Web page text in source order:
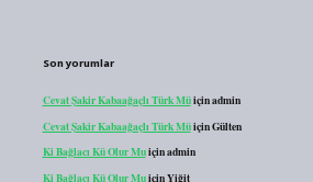
Son yorumlar
Cevat Şakir Kabaağaçlı Türk Müiçinadmin
Cevat Şakir Kabaağaçlı Türk MüiçinGülten
Ki Bağlacı Kü Olur Muiçinadmin
Ki Bağlacı Kü Olur MuiçinYiğit